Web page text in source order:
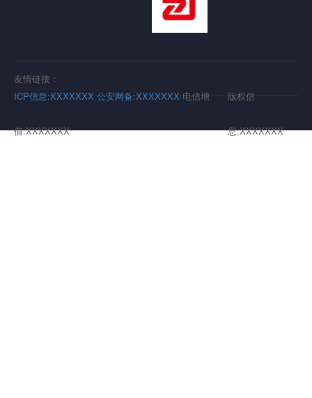
友情链接：
ICP信息:XXXXXXX 公安网备:XXXXXXX 电信增
值:XXXXXXX
版权信
息:XXXXXXX